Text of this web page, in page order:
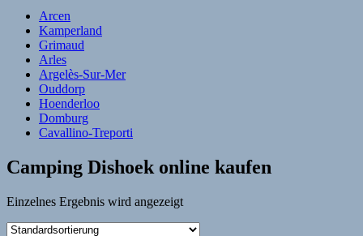
Arcen
Kamperland
Grimaud
Arles
Argelès-Sur-Mer
Ouddorp
Hoenderloo
Domburg
Cavallino-Treporti
Camping Dishoek online kaufen
Einzelnes Ergebnis wird angezeigt